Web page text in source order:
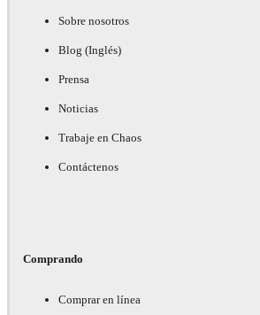
Sobre nosotros
Blog (Inglés)
Prensa
Noticias
Trabaje en Chaos
Contáctenos
Comprando
Comprar en línea